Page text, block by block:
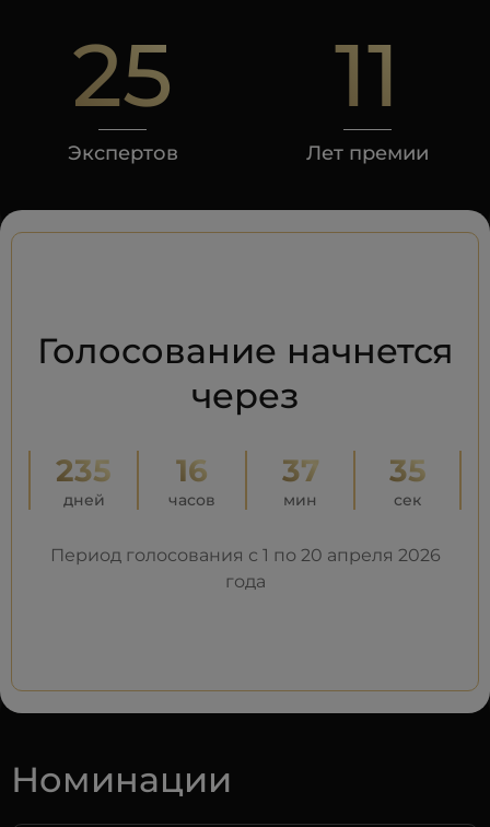
25
Экспертов
11
Лет премии
Голосование начнется
через
235
дней
16
часов
37
мин
34
сек
Период голосования с 1 по 20 апреля 2026
года
Номинации